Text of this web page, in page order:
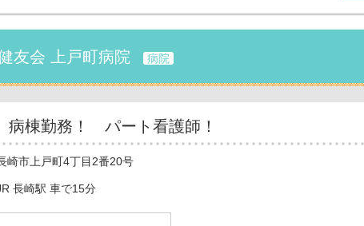
友会 上戸町病院 病院
棟勤務！ パート看護師！
崎市上戸町4丁目2番20号
長崎駅 車で15分